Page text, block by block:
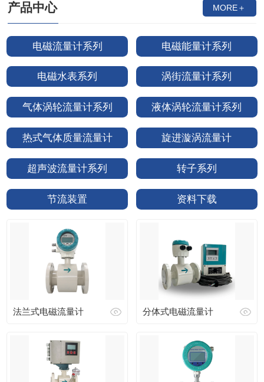
产品中心
MORE＋
电磁流量计系列 电磁能量计系列
电磁水表系列 涡街流量计系列
气体涡轮流量计系列 液体涡轮流量计系列
热式气体质量流量计 旋进漩涡流量计
超声波流量计系列 转子系列
节流装置 资料下载
法兰式电磁流量计 分体式电磁流量计